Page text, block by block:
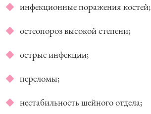
инфекционные поражения костей;
остеопороз высокой степени;
острые инфекции;
переломы;
нестабильность шейного отдела;